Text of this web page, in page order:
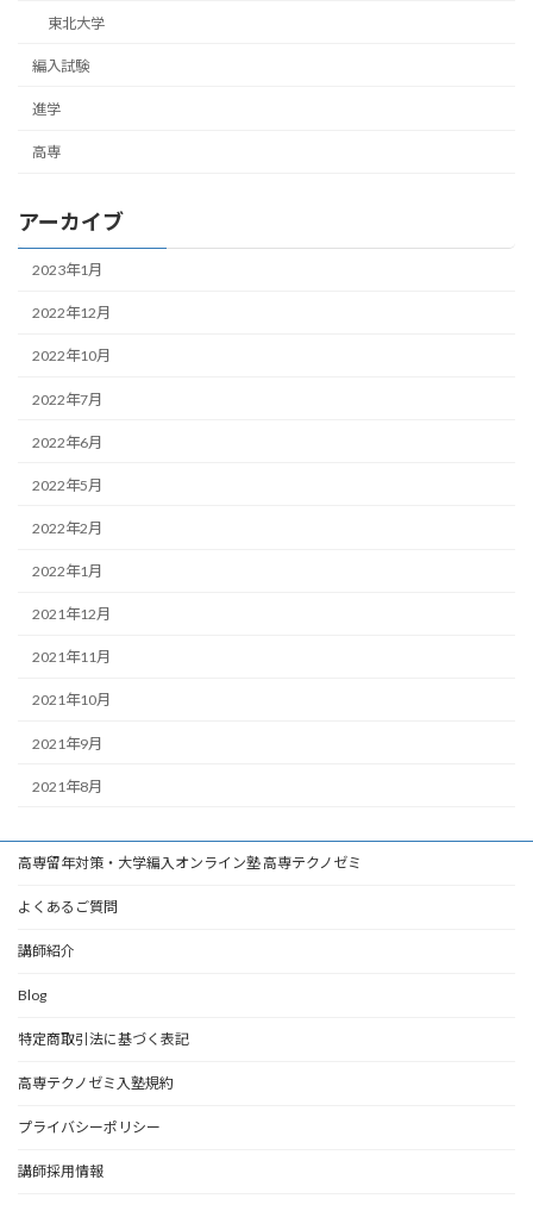
東北大学
編入試験
進学
高専
アーカイブ
2023年1月
2022年12月
2022年10月
2022年7月
2022年6月
2022年5月
2022年2月
2022年1月
2021年12月
2021年11月
2021年10月
2021年9月
2021年8月
高専留年対策・大学編入オンライン塾 高専テクノゼミ
よくあるご質問
講師紹介
Blog
特定商取引法に基づく表記
高専テクノゼミ入塾規約
プライバシーポリシー
講師採用情報